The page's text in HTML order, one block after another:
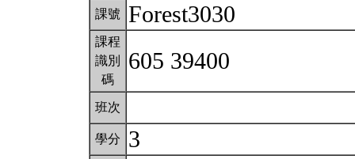
課號 Forest3030
課程
識別
碼
605 39400
班次
學分 3